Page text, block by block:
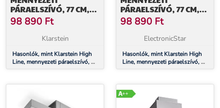
PÁRAELSZÍVÓ, 77 CM,
410 M³/Ó, 75 W, 3
FOKOZAT,
TÁVIRÁNYÍTÓ, FEKETE
98 890 Ft
Klarstein
Hasonlók, mint Klarstein High
Line, mennyezeti páraelszívó, 77
cm, 410 m³/ó, 75 W, 3 fokozat,
PÁRAELSZÍVÓ, 77 CM,
410 M³/Ó, 75 W, 3
FOKOZAT,
TÁVIRÁNYÍTÓ, FEKETE
98 890 Ft
ElectronicStar
Hasonlók, mint Klarstein High
Line, mennyezeti páraelszívó, 77
cm, 410 m³/ó, 75 W, 3 fokozat,